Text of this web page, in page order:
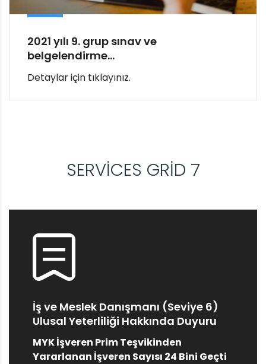
2021 yılı 9. grup sınav ve
belgelendirme...
Detaylar için tıklayınız.
SERVICES GRID 7
İş ve Meslek Danışmanı (Seviye 6)
Ulusal Yeterliliği Hakkında Duyuru
MYK İşveren Prim Teşvikinden
Yararlanan İşveren Sayısı 24 Bini Geçti